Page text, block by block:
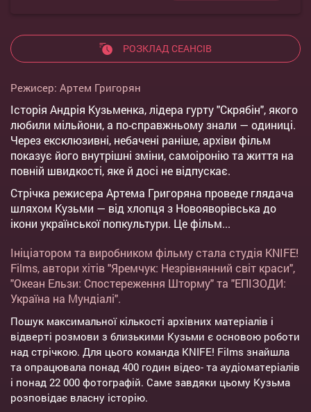
РОЗКЛАД СЕАНСІВ
Режисер: Артем Григорян
Історія Андрія Кузьменка, лідера гурту "Скрябін", якого
любили мільйони, а по-справжньому знали — одиниці.
Через ексклюзивні, небачені раніше, архіви фільм
показує його внутрішні зміни, самоіронію та життя на
повній швидкості, яке й досі не відпускає.
Стрічка режисера Артема Григоряна проведе глядача
шляхом Кузьми — від хлопця з Новояворівська до
ікони української попкультури. Це фільм...
Ініціатором та виробником фільму стала студія KNIFE!
Films, автори хітів "Яремчук: Незрівнянний світ краси",
"Океан Ельзи: Спостереження Шторму" та "ЕПІЗОДИ:
Україна на Мундіалі".
Пошук максимальної кількості архівних матеріалів і
відверті розмови з близькими Кузьми є основою роботи
над стрічкою. Для цього команда KNIFE! Films знайшла
та опрацювала понад 400 годин відео- та аудіоматеріалів
і понад 22 000 фотографій. Саме завдяки цьому Кузьма
розповідає власну історію.